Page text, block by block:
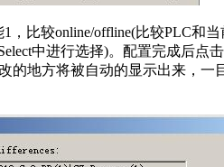
比较online/offline(比较PLC和
中进行选择)。配置完成后点
地方将被自动的显示出来，一